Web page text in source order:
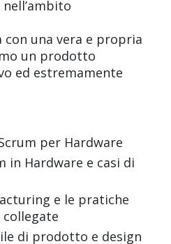
con una vera e propria
un prodotto
ed estremamente
per Hardware
in Hardware e casi di
e le pratiche
di prodotto e design